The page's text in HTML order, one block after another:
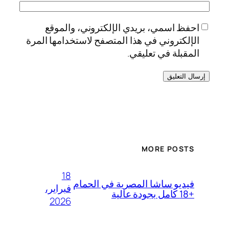
احفظ اسمي، بريدي الإلكتروني، والموقع
الإلكتروني في هذا المتصفح لاستخدامها المرة
المقبلة في تعليقي.
MORE POSTS
فيديو ساشا المصرية في الحمام
+18 كامل بجودة عالية
18
فبراير،
2026